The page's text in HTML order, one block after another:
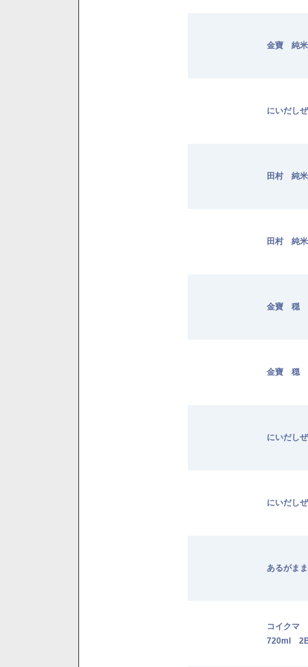
金寶 純
にいだし
田村 純
田村 純
金寶 穏
金寶 穏
にいだし
にいだし
あるがま
コイクマ
720ml